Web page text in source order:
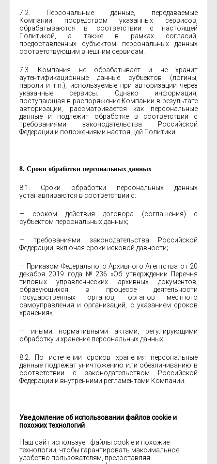
7.2. Персональные данные, передаваемые
Компании посредством указанных сервисов,
обрабатываются в соответствии с настоящей
Политикой, а также в рамках согласий,
предоставленных субъектом персональных данных
соответствующим внешним сервисам.
7.3. Компания не обрабатывает и не хранит
аутентификационные данные субъектов (логины,
пароли и т.п.), используемые при авторизации через
указанные сервисы. Однако информация,
поступающая в распоряжение Компании в результате
авторизации, рассматривается как персональные
данные и подлежит обработке в соответствии с
требованиями законодательства Российской
Федерации и положениями настоящей Политики.
8. Сроки обработки персональных данных
8.1. Сроки обработки персональных данных
устанавливаются в соответствии с:
— сроком действия договора (соглашения) с
субъектом персональных данных;
— требованиями законодательства Российской
Федерации, включая сроки исковой давности;
— Приказом Федерального Архивного Агентства от 20
декабря 2019 года № 236 «Об утверждении Перечня
типовых управленческих архивных документов,
образующихся в процессе деятельности
государственных органов, органов местного
самоуправления и организаций, с указанием сроков
хранения»;
— иными нормативными актами, регулирующими
обработку и хранение персональных данных.
8.2. По истечении сроков хранения персональные
данные подлежат уничтожению или обезличиванию в
соответствии с законодательством Российской
Федерации и внутренними регламентами Компании.
Уведомление об использовании файлов cookie и
похожих технологий
Наш сайт использует файлы cookie и похожие
технологии, чтобы гарантировать максимальное
удобство пользователям, предоставляя